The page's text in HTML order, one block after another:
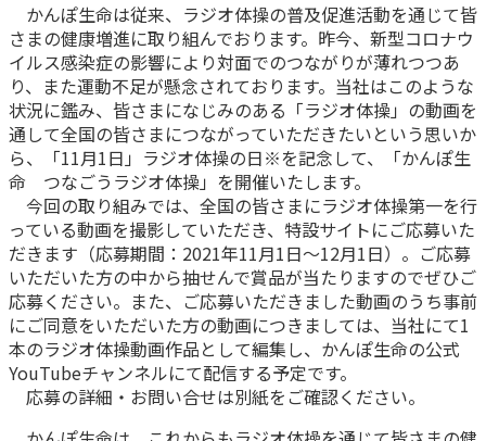
入院保険金・手術保険金のご請求
お手続き一覧
きっかけ・できごとから探す
マイページでできること
新規登録
ログイン
終身保険
養老保険
定期保険
学資保険
長寿支援保険
お見積りシミュレーション
資料請求
【まずはご相談ください】企業経営でお悩みの方はこ
ちら
法人のお客さま向け商品一覧
目的から探す
お役立ち情報
かんぽ生命の団体取扱い
法人向け資料請求
お問い合わせ先
お役立ち情報
かんぽのLifeサポートナビ
保険
医療
お金
子育て
かんぽ生命について
かんぽ生命について
ご挨拶
経営理念・経営戦略
会社概要
財務情報
よくあるご質問
お問い合わせ
サステナビリティ
株主・投資家のみなさまへ
採用情報
かんぽ生命は従来、ラジオ体操の普及促進活動を通じて皆
さまの健康増進に取り組んでおります。昨今、新型コロナウ
イルス感染症の影響により対面でのつながりが薄れつつあ
り、また運動不足が懸念されております。当社はこのような
状況に鑑み、皆さまになじみのある「ラジオ体操」の動画を
通して全国の皆さまにつながっていただきたいという思いか
ら、「11月1日」ラジオ体操の日※を記念して、「かんぽ生
命 つなごうラジオ体操」を開催いたします。
今回の取り組みでは、全国の皆さまにラジオ体操第一を行
っている動画を撮影していただき、特設サイトにご応募いた
だきます（応募期間：2021年11月1日～12月1日）。ご応募
いただいた方の中から抽せんで賞品が当たりますのでぜひご
応募ください。また、ご応募いただきました動画のうち事前
にご同意をいただいた方の動画につきましては、当社にて1
本のラジオ体操動画作品として編集し、かんぽ生命の公式
YouTubeチャンネルにて配信する予定です。
応募の詳細・お問い合せは別紙をご確認ください。